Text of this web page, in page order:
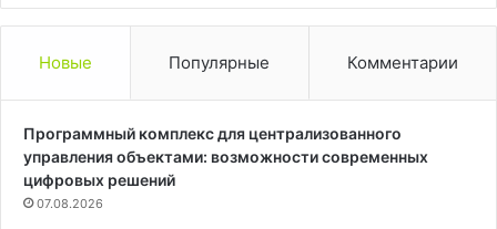
Новые Популярные Комментарии
Программный комплекс для централизованного
управления объектами: возможности современных
цифровых решений
07.08.2026